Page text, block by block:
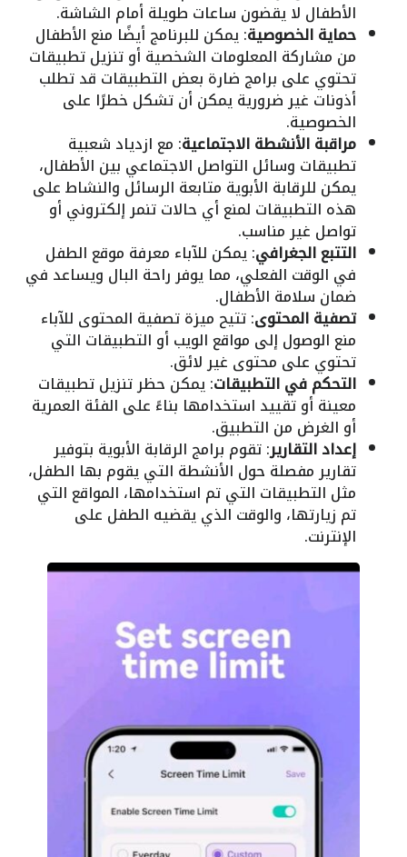
الأطفال لا يقضون ساعات طويلة أمام الشاشة.
حماية الخصوصية: يمكن للبرنامج أيضًا منع الأطفال
من مشاركة المعلومات الشخصية أو تنزيل تطبيقات
تحتوي على برامج ضارة بعض التطبيقات قد تطلب
أذونات غير ضرورية يمكن أن تشكل خطرًا على
الخصوصية.
مراقبة الأنشطة الاجتماعية: مع ازدياد شعبية
تطبيقات وسائل التواصل الاجتماعي بين الأطفال،
يمكن للرقابة الأبوية متابعة الرسائل والنشاط على
هذه التطبيقات لمنع أي حالات تنمر إلكتروني أو
تواصل غير مناسب.
التتبع الجغرافي: يمكن للآباء معرفة موقع الطفل
في الوقت الفعلي، مما يوفر راحة البال ويساعد في
ضمان سلامة الأطفال.
تصفية المحتوى: تتيح ميزة تصفية المحتوى للآباء
منع الوصول إلى مواقع الويب أو التطبيقات التي
تحتوي على محتوى غير لائق.
التحكم في التطبيقات: يمكن حظر تنزيل تطبيقات
معينة أو تقييد استخدامها بناءً على الفئة العمرية
أو الغرض من التطبيق.
إعداد التقارير: تقوم برامج الرقابة الأبوية بتوفير
تقارير مفصلة حول الأنشطة التي يقوم بها الطفل،
مثل التطبيقات التي تم استخدامها، المواقع التي
تم زيارتها، والوقت الذي يقضيه الطفل على
الإنترنت.